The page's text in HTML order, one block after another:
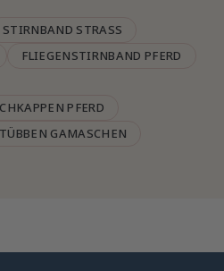
STIRNBAND STRASS
FLIEGENSTIRNBAND PFERD
PFERD
GAMASCHEN